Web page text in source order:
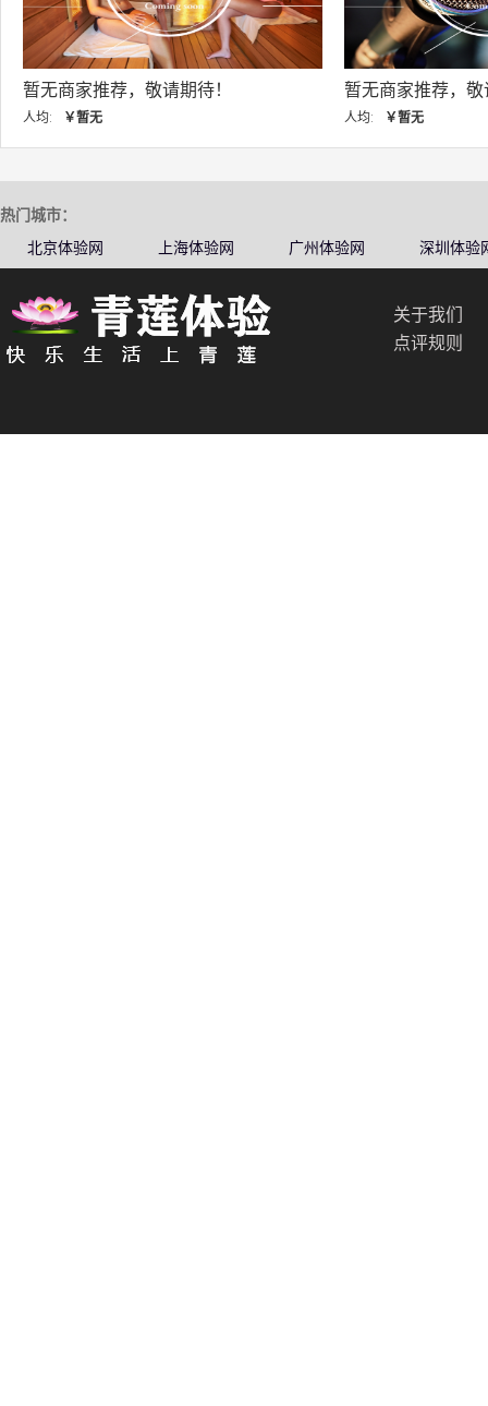
暂无商家推荐，敬请期待！
人均: ￥暂无
暂无商家推荐，
人均: ￥暂无
热门城市：
北京体验网
上海体验网 广州体验网 深圳体验
关于我们
点评规则